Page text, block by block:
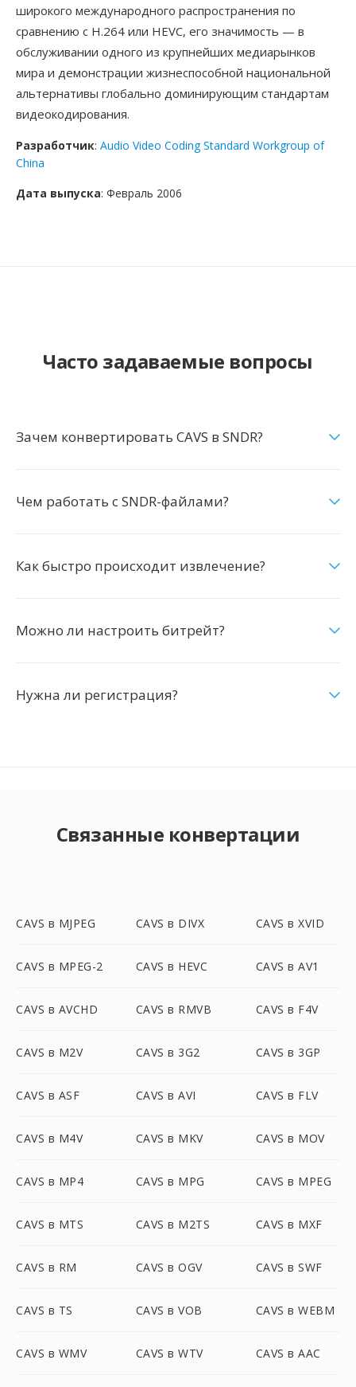
широкого международного распространения по
сравнению с H.264 или HEVC, его значимость — в
обслуживании одного из крупнейших медиарынков
мира и демонстрации жизнеспособной национальной
альтернативы глобально доминирующим стандартам
видеокодирования.
Разработчик: Audio Video Coding Standard Workgroup of
China
Дата выпуска: Февраль 2006
Часто задаваемые вопросы
Зачем конвертировать CAVS в SNDR?
Чем работать с SNDR-файлами?
Как быстро происходит извлечение?
Можно ли настроить битрейт?
Нужна ли регистрация?
Связанные конвертации
CAVS в MJPEG CAVS в DIVX CAVS в XVID
CAVS в MPEG-2 CAVS в HEVC CAVS в AV1
CAVS в AVCHD CAVS в RMVB CAVS в F4V
CAVS в M2V CAVS в 3G2 CAVS в 3GP
CAVS в ASF CAVS в AVI CAVS в FLV
CAVS в M4V CAVS в MKV CAVS в MOV
CAVS в MP4 CAVS в MPG CAVS в MPEG
CAVS в MTS CAVS в M2TS CAVS в MXF
CAVS в RM CAVS в OGV CAVS в SWF
CAVS в TS CAVS в VOB CAVS в WEBM
CAVS в WMV CAVS в WTV CAVS в AAC